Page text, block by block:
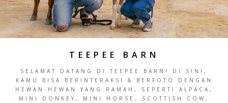
TEEPEE BARN
SELAMAT DATANG DI TEEPEE BARN! DI SINI,
KAMU BISA BERINTERAKSI & BERFOTO DENGAN
HEWAN-HEWAN YANG RAMAH, SEPERTI ALPACA,
MINI DONKEY, MINI HORSE, SCOTTISH COW,